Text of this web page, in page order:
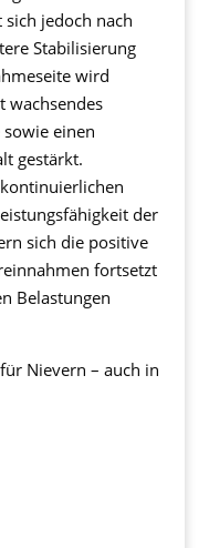
jedoch nach
Stabilisierung
wird
wachsendes
einen
gestärkt.
der
sich die positive
fortsetzt
Belastungen
Nievern – auch in